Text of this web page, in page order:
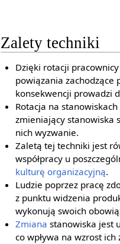
Zalety techniki
Dzięki rotacji
powiązania zachodzące
konsekwencji prowadzi
Rotacja na
zmieniający stanowiska
nich wyzwanie.
Zaletą tej techniki jest
współpracy u
kulturę organizacyjną.
Ludzie poprzez pracę
z punktu widzenia
wykonują swoich
Zmiana stanowiska jest
co wpływa na wzrost